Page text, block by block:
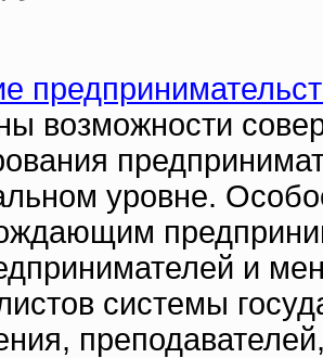
возможности
уровне.
и
системы